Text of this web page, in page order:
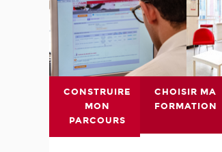
CONSTRUIRE
MON
PARCOURS
CHOISIR MA
FORMATION